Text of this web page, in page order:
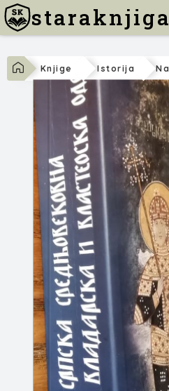
staraknjiga
Knjige Istorija
Bojan Popović
SRPSKA SREDNJOVEKO...